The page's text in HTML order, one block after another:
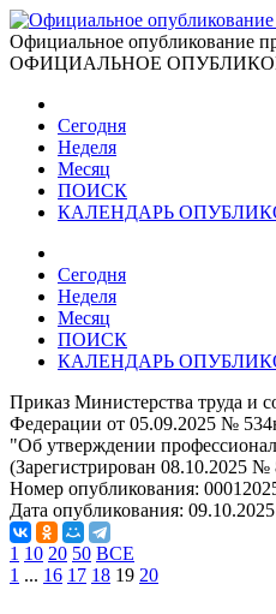
Официальное опубликование
ОФИЦИАЛЬНОЕ
Сегодня
Неделя
Месяц
ПОИСК
КАЛЕНДАРЬ
Сегодня
Неделя
Месяц
ПОИСК
КАЛЕНДАРЬ
Приказ Министерства труда и
Федерации от 05.09.2025 №
"Об утверждении
(Зарегистрирован 08.10.2025 №
Номер опубликования:
Дата опубликования: 09.10.2025
1 10 20 50 ВСЕ
1 ... 16 17 18 19 20